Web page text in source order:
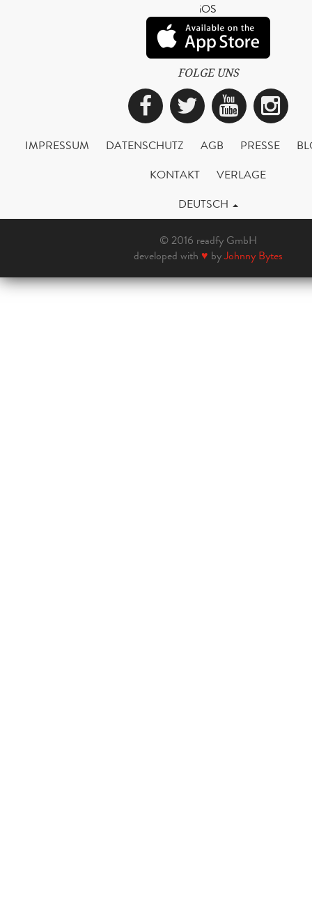
iOS
FOLGE UNS
Facebook
Twitter
IMPRESSUM DATENSCHUTZ AGB PRESSE
KONTAKT
VERLAGE
DEUTSCH
© 2016 readfy GmbH
developed with ♥ byJohnny Bytes